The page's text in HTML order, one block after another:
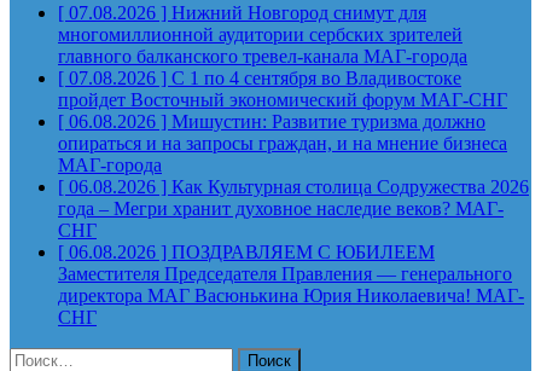
[ 07.08.2026 ] Нижний Новгород снимут для
многомиллионной аудитории сербских зрителей
главного балканского тревел-канала МАГ-города
[ 07.08.2026 ] С 1 по 4 сентября во Владивостоке
пройдет Восточный экономический форум МАГ-СНГ
[ 06.08.2026 ] Мишустин: Развитие туризма должно
опираться и на запросы граждан, и на мнение бизнеса
МАГ-города
[ 06.08.2026 ] Как Культурная столица Содружества 2026
года – Мегри хранит духовное наследие веков? МАГ-
СНГ
[ 06.08.2026 ] ПОЗДРАВЛЯЕМ С ЮБИЛЕЕМ
Заместителя Председателя Правления — генерального
директора МАГ Васюнькина Юрия Николаевича! МАГ-
СНГ
Найти: